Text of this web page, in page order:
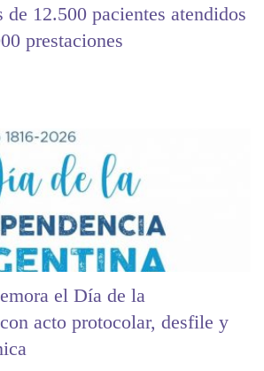
12.500 pacientes atendidos
prestaciones
el Día de la
acto protocolar, desfile y